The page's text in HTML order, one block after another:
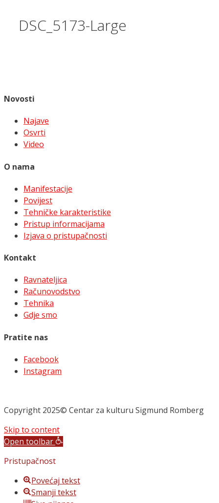
DSC_5173-Large
Novosti
Najave
Osvrti
Video
O nama
Manifestacije
Povijest
Tehničke karakteristike
Pristup informacijama
Izjava o pristupačnosti
Kontakt
Ravnateljica
Računovodstvo
Tehnika
Gdje smo
Pratite nas
Facebook
Instagram
Copyright 2025© Centar za kulturu Sigmund Romberg
Skip to content
Open toolbar
Pristupačnost
Povećaj tekst
Smanji tekst